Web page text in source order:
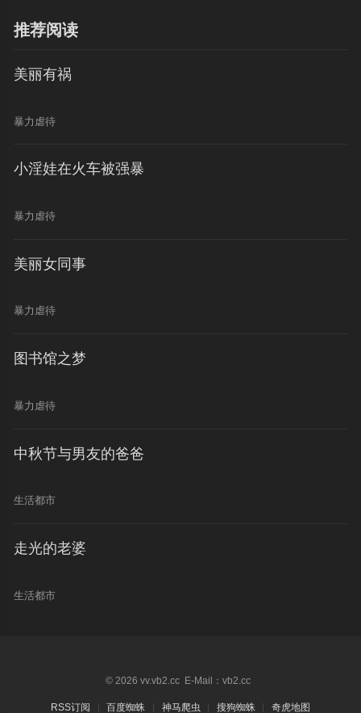
推荐阅读
美丽有祸
暴力虐待
小淫娃在火车被强暴
暴力虐待
美丽女同事
暴力虐待
图书馆之梦
暴力虐待
中秋节与男友的爸爸
生活都市
走光的老婆
生活都市
© 2026 vv.vb2.cc E-Mail：vb2.cc
RSS订阅 百度蜘蛛 神马爬虫 搜狗蜘蛛 奇虎地图